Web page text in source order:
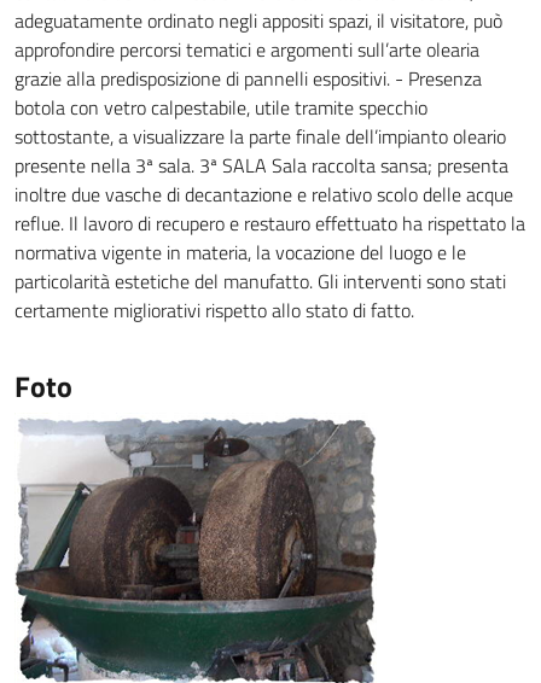
adeguatamente ordinato negli appositi spazi, il visitatore, può
approfondire percorsi tematici e argomenti sull’arte olearia
grazie alla predisposizione di pannelli espositivi. - Presenza
botola con vetro calpestabile, utile tramite specchio
sottostante, a visualizzare la parte finale dell’impianto oleario
presente nella 3ª sala. 3ª SALA Sala raccolta sansa; presenta
inoltre due vasche di decantazione e relativo scolo delle acque
reflue. Il lavoro di recupero e restauro effettuato ha rispettato la
normativa vigente in materia, la vocazione del luogo e le
particolarità estetiche del manufatto. Gli interventi sono stati
certamente migliorativi rispetto allo stato di fatto.
Foto